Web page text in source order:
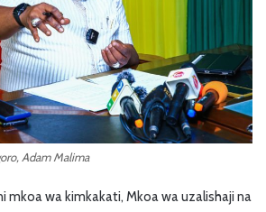
Adam Malima
mkoa wa kimkakati, Mkoa wa uzalishaji na